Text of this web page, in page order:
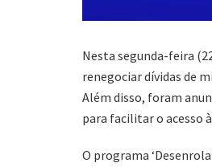
Nesta segunda-feira
renegociar dívidas de
Além disso, foram
para facilitar o acesso
O programa